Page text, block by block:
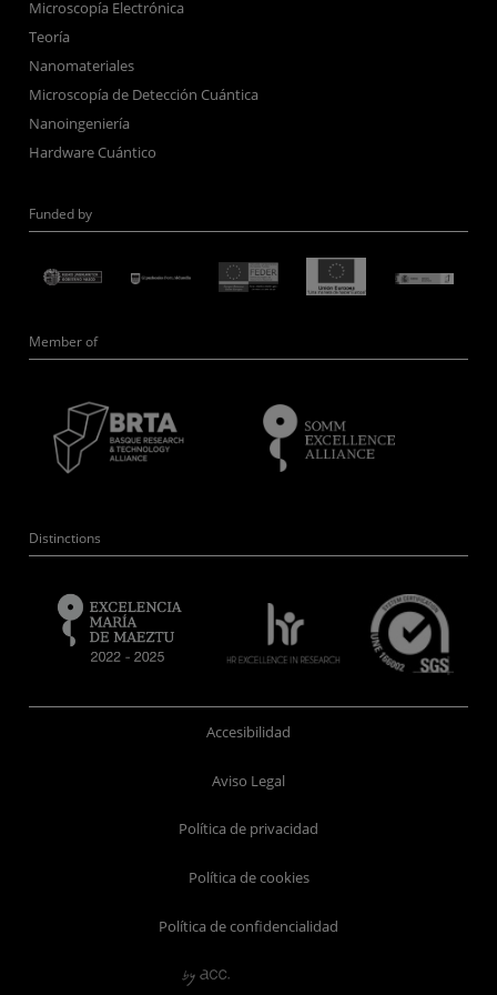
Microscopía Electrónica
Teoría
Nanomateriales
Microscopía de Detección Cuántica
Nanoingeniería
Hardware Cuántico
Funded by
Member of
Distinctions
Accesibilidad
Aviso Legal
Política de privacidad
Política de cookies
Política de confidencialidad